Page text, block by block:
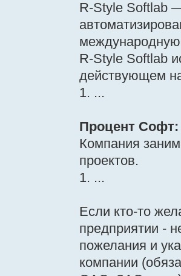
R-Style Softlab
R-Style Softlab
действующем
1. ...
Процент Софт:
Компания
проектов.
1. ...
Если кто-то
предприятии -
пожелания и
компании